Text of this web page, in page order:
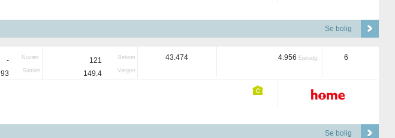
Se bolig
- Nuvær.
93 Samlet
121 Beboet
149.4 Vægtet
43.474 4.956 Ejerudg. 6
Se bolig